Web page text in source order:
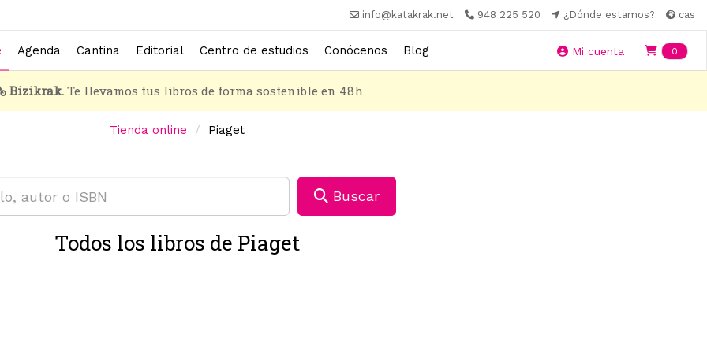
info@katakrak.net 948 225 520 ¿Dónde estamos? cas
Agenda Cantina Editorial Centro de estudios Conócenos Blog Mi cuenta 0
Bizikrak.Te llevamos tus libros de forma sostenible en 48h
Tienda online Piaget
Buscar
Todos los libros de Piaget